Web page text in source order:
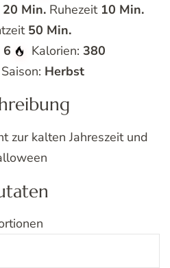
20 Min. Ruhezeit 10 Min.
50 Min.
6 Kalorien: 380
Herbst
zur kalten Jahreszeit und